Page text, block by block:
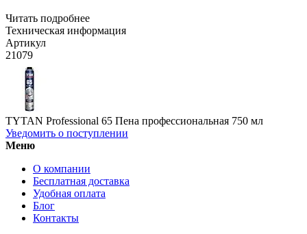
Читать подробнее
Техническая информация
Артикул
21079
TYTAN Professional 65 Пена профессиональная 750 мл
Уведомить о поступлении
Меню
О компании
Бесплатная доставка
Удобная оплата
Блог
Контакты